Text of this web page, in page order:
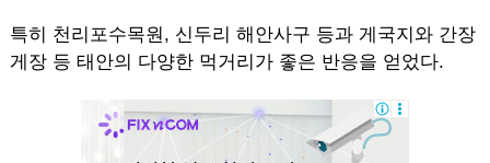
특히 천리포수목원, 신두리 해안사구 등과 게국지와 간장
게장 등 태안의 다양한 먹거리가 좋은 반응을 얻었다.